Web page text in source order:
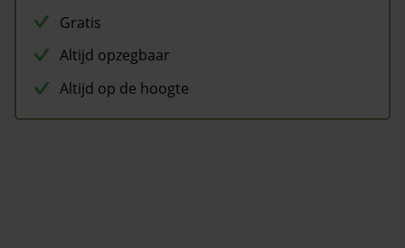
Gratis
Altijd opzegbaar
Altijd op de hoogte